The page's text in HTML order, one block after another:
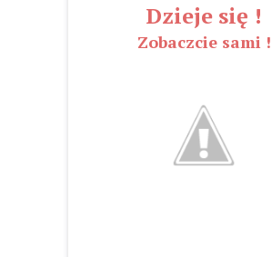
Dzieje się !
Zobaczcie sami !